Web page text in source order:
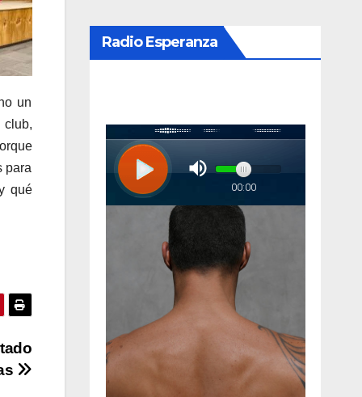
un
club,
para
qué
Radio Esperanza